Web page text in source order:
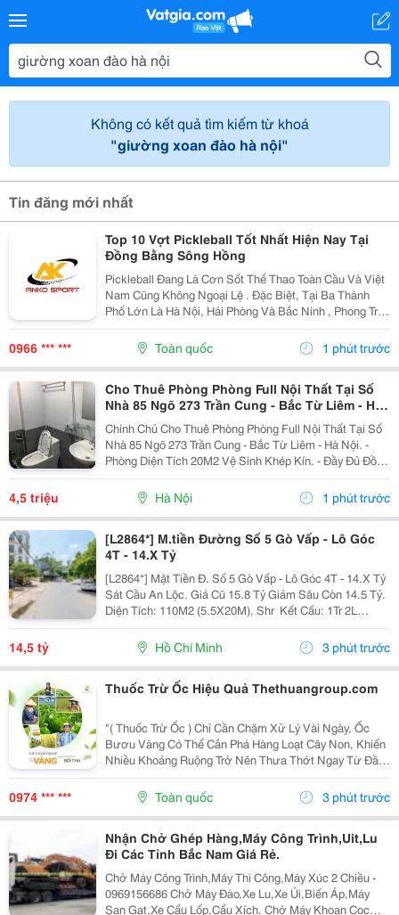
Không có kết quả tìm kiếm từ khoá
"giường xoan đào hà nội"
Tin đăng mới nhất
Top 10 Vợt Pickleball Tốt Nhất Hiện Nay Tại
Đồng Bằng Sông Hồng
Pickleball Đang Là Cơn Sốt Thể Thao Toàn Cầu Và Việt
Nam Cũng Không Ngoại Lệ . Đặc Biệt, Tại Ba Thành
Phố Lớn Là Hà Nội, Hải Phòng Và Bắc Ninh , Phong Trào
Chơi Pickleball Đang Phát Triển Mạnh Mẽ Với Số Lượng
Người Chơi Ngày Càng Tăng. Tuy Nhiên, Để...
0966 *** *** Toàn quốc 1 phút trước
Cho Thuê Phòng Phòng Full Nội Thất Tại Số
Nhà 85 Ngõ 273 Trần Cung - Bắc Từ Liêm - Hà
Nội.
Chính Chủ Cho Thuê Phòng Phòng Full Nội Thất Tại Số
Nhà 85 Ngõ 273 Trần Cung - Bắc Từ Liêm - Hà Nội. -
Phòng Diện Tích 20M2 Vệ Sinh Khép Kín. - Đầy Đủ Đồ:
Điều Hoà, Nóng Lạnh, Giường Tầng, Tủ, Kệ Tủ Bếp Đầy
Đủ. - Phòng Sạch Sẽ, Cửa Sổ Thoáng Mát. -...
4,5 triệu Hà Nội 1 phút trước
[L2864*] M.tiền Đường Số 5 Gò Vấp - Lô Góc
4T - 14.X Tỷ
[L2864*] Mặt Tiền Đ. Số 5 Gò Vấp - Lô Góc 4T - 14.X Tỷ
Sát Cầu An Lộc. Giá Cũ 15.8 Tỷ Giảm Sâu Còn 14.5 Tỷ.
Diện Tích: 110M2 (5.5X20M), Shr ️ Kết Cấu: 1Tr 2L
S.thượng (4 P.ngủ, 5Wc, Phòng Thờ) M.tiền Kinh
Doanh, Đ. 6M Thông ⏩ Nhắn Tin Nhắn...
14,5 tỷ Hồ Chí Minh 3 phút trước
Thuốc Trừ Ốc Hiệu Quả Thethuangroup.com
"( Thuốc Trừ Ốc ) Chỉ Cần Chậm Xử Lý Vài Ngày, Ốc
Bươu Vàng Có Thể Cắn Phá Hàng Loạt Cây Non, Khiến
Nhiều Khoảng Ruộng Trở Nên Thưa Thớt Ngay Từ Đầu
Vụ. Đây Cũng Là Lý Do Bà Con Luôn Mong Muốn Tìm
Được Một Giải Pháp Vừa Xử Lý Nhanh, Vừa Phù Hợp
0974 *** *** Toàn quốc 3 phút trước
Nhận Chở Ghép Hàng,Máy Công Trình,Uit,Lu
Đi Các Tỉnh Bắc Nam Giá Rẻ.
Chở Máy Công Trình,Máy Thi Công,Máy Xúc 2 Chiều -
0969156686 Chở Máy Đào,Xe Lu,Xe Ủi,Biến Áp,Máy
San Gạt,Xe Cẩu Lốp,Cẩu Xích. Chở Máy Khoan Cọc